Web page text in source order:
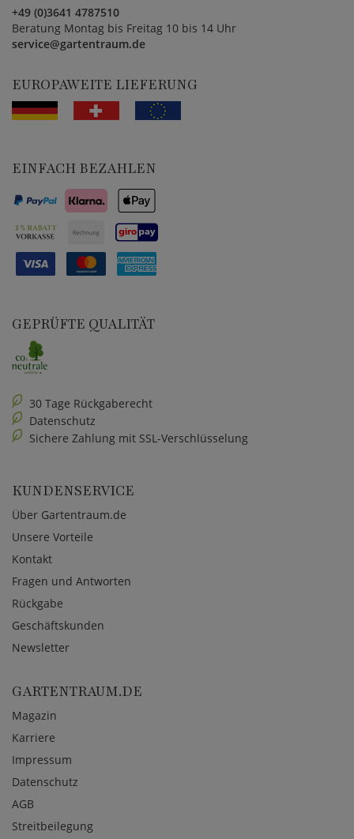
+49 (0)3641 4787510
Beratung Montag bis Freitag 10 bis 14 Uhr
service@gartentraum.de
EUROPAWEITE LIEFERUNG
EINFACH BEZAHLEN
GEPRÜFTE QUALITÄT
30 Tage Rückgaberecht
Datenschutz
Sichere Zahlung mit SSL-Verschlüsselung
KUNDENSERVICE
Über Gartentraum.de
Unsere Vorteile
Kontakt
Fragen und Antworten
Rückgabe
Geschäftskunden
Newsletter
GARTENTRAUM.DE
Magazin
Karriere
Impressum
Datenschutz
AGB
Streitbeilegung